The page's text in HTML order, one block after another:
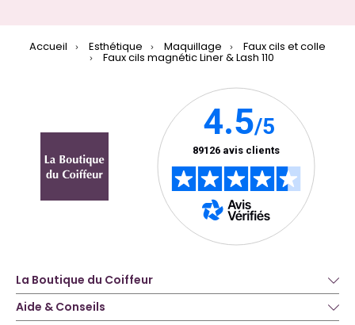
Accueil Esthétique Maquillage Faux cils et colle
Faux cils magnétic Liner & Lash 110
La Boutique du Coiffeur
Aide & Conseils